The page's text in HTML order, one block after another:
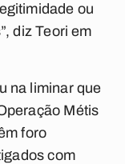
ou
diz Teori em
na liminar que
Métis
foro
com